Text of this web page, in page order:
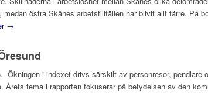
östra Skånes arbetstillfällen har blivit allt färre. På
→
i indexet drivs särskilt av personresor, pendlare
tema i rapporten fokuserar på betydelsen av den